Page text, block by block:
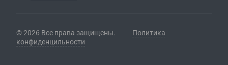
© 2026 Все права защищены.
Политика
конфиденцильности